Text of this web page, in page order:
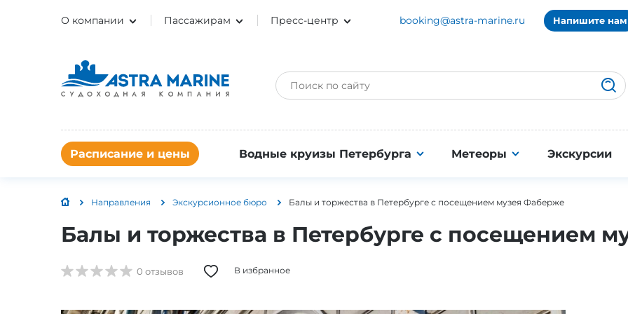
О компании Пассажирам Пресс-центр booking@astra-marine.ru Напишите нам
Расписание и цены Водные круизы Петербурга Метеоры Экскурсии
Направления Экскурсионное бюро Балы и торжества в Петербурге с посещением музея Фаберже
Балы и торжества в Петербурге с посещением
0 отзывов В избранное